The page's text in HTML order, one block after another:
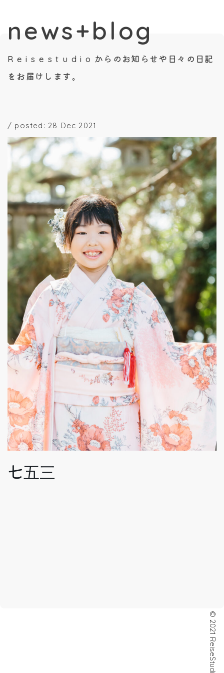
news+blog
R e i s e s t u d i o からのお知らせや日々の日記
をお届けします。
/ posted: 28 Dec 2021
七五三
© 2021 ReiseStudio